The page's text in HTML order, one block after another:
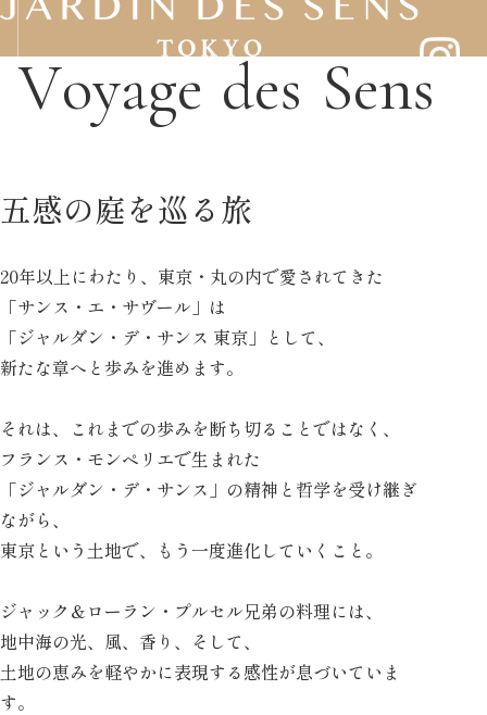
Voyage des Sens
五感の庭を巡る旅
20年以上にわたり、 東京・丸の内で愛されてきた
「サンス・エ・サヴール」は
「ジャルダン・デ・サンス 東京」として、
新たな章へと歩みを進めます。
それは、これまでの歩みを断ち切ることではなく、
フランス・モンペリエで生まれた
「ジャルダン・デ・サンス」の精神と哲学を受け継ぎ
ながら、
東京という土地で、もう一度進化していくこと。
ジャック＆ローラン・プルセル兄弟の料理には、
地中海の光、風、香り、 そして、
土地の恵みを軽やかに表現する感性が息づいていま
す。